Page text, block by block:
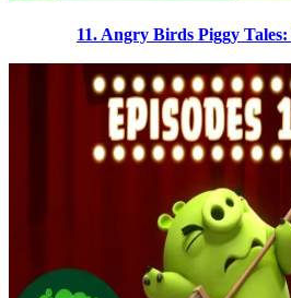
11. Angry Birds Piggy Tales: